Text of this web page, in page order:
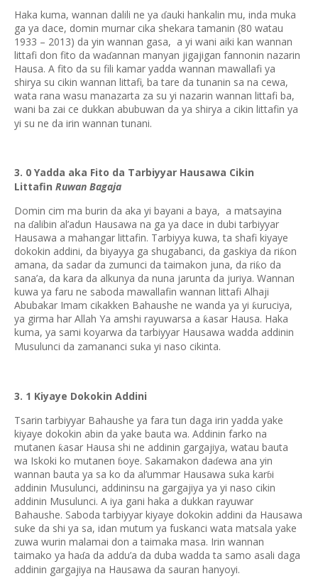
Haka kuma, wannan dalili ne ya ɗauki hankalin mu, inda muka
ga ya dace, domin murnar cika shekara tamanin (80 watau
1933 – 2013) da yin wannan gasa, a yi wani aiki kan wannan
littafi don fito da waɗannan manyan jigajigan fannonin nazarin
Hausa. A fito da su fili kamar yadda wannan mawallafi ya
shirya su cikin wannan littafi, ba tare da tunanin sa na cewa,
wata rana wasu manazarta za su yi nazarin wannan littafi ba,
wani ba zai ce dukkan abubuwan da ya shirya a cikin littafin ya
yi su ne da irin wannan tunani.
3. 0 Yadda aka Fito da Tarbiyyar Hausawa Cikin
Littafin Ruwan Bagaja
Domin cim ma burin da aka yi bayani a baya, a matsayina
na ɗalibin al’adun Hausawa na ga ya dace in dubi tarbiyyar
Hausawa a mahangar littafin. Tarbiyya kuwa, ta shafi kiyaye
dokokin addini, da biyayya ga shugabanci, da gaskiya da riƙon
amana, da sadar da zumunci da taimakon juna, da riƙo da
sana’a, da kara da alkunya da nuna jarunta da juriya. Wannan
kuwa ya faru ne saboda mawallafin wannan littafi Alhaji
Abubakar Imam cikakken Bahaushe ne wanda ya yi ƙuruciya,
ya girma har Allah Ya amshi rayuwarsa a ƙasar Hausa. Haka
kuma, ya sami koyarwa da tarbiyyar Hausawa wadda addinin
Musulunci da zamananci suka yi naso cikinta.
3. 1 Kiyaye Dokokin Addini
Tsarin tarbiyyar Bahaushe ya fara tun daga irin yadda yake
kiyaye dokokin abin da yake bauta wa. Addinin farko na
mutanen ƙasar Hausa shi ne addinin gargajiya, watau bauta
wa Iskoki ko mutanen ɓoye. Sakamakon daɗewa ana yin
wannan bauta ya sa ko da al’ummar Hausawa suka karɓi
addinin Musulunci, addininsu na gargajiya ya yi naso cikin
addinin Musulunci. A iya gani haka a dukkan rayuwar
Bahaushe. Saboda tarbiyyar kiyaye dokokin addini da Hausawa
suke da shi ya sa, idan mutum ya fuskanci wata matsala yake
zuwa wurin malamai don a taimaka masa. Irin wannan
taimako ya haɗa da addu’a da duba wadda ta samo asali daga
addinin gargajiya na Hausawa da sauran hanyoyi.